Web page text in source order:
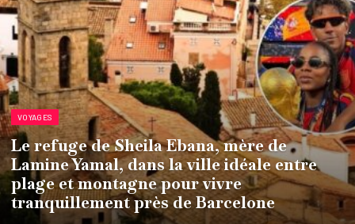
VOYAGES
Le refuge de Sheila Ebana, mère de
Lamine Yamal, dans la ville idéale entre
plage et montagne pour vivre
tranquillement près de Barcelone